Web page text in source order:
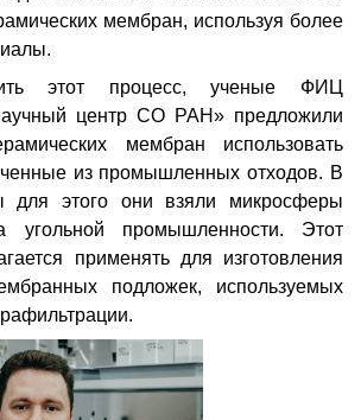
мембран, используя более
этот процесс, ученые ФИЦ
центр СО РАН» предложили
мембран использовать
из промышленных отходов. В
для этого они взяли микросферы
промышленности. Этот
применять для изготовления
подложек, используемых